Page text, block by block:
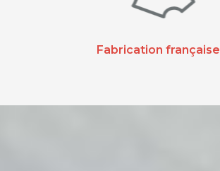
Fabrication française